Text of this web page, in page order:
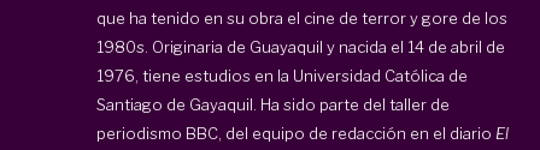
que ha tenido en su obra el cine de terror y gore de los
1980s. Originaria de Guayaquil y nacida el 14 de abril de
1976, tiene estudios en la Universidad Católica de
Santiago de Gayaquil. Ha sido parte del taller de
periodismo BBC, del equipo de redacción en el diario El